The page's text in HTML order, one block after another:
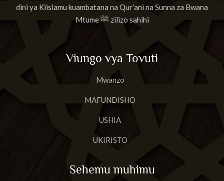
dini ya Kiislamu kuambatana na Qur'ani na Sunna za Bwana
Mtume ﷺ zilizo sahihi
Viungo vya Tovuti
Mwanzo
MAFUNDISHO
USHIA
UKIRISTO
Sehemu muhimu